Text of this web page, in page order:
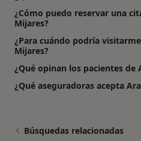
¿Cómo puedo reservar una
Mijares?
¿Para cuándo podría
Mijares?
¿Qué opinan los pacientes de
¿Qué aseguradoras acepta
Búsquedas relacionadas